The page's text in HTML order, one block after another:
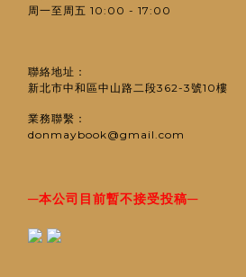
周一至周五 10:00 - 17:00
聯絡地址：
新北市中和區中山路二段362-3號10樓
業務聯繫：
donmaybook@gmail.com
─本公司目前暫不接受投稿─